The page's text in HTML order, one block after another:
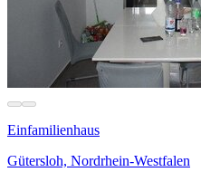
Einfamilienhaus
Gütersloh, Nordrhein-Westfalen